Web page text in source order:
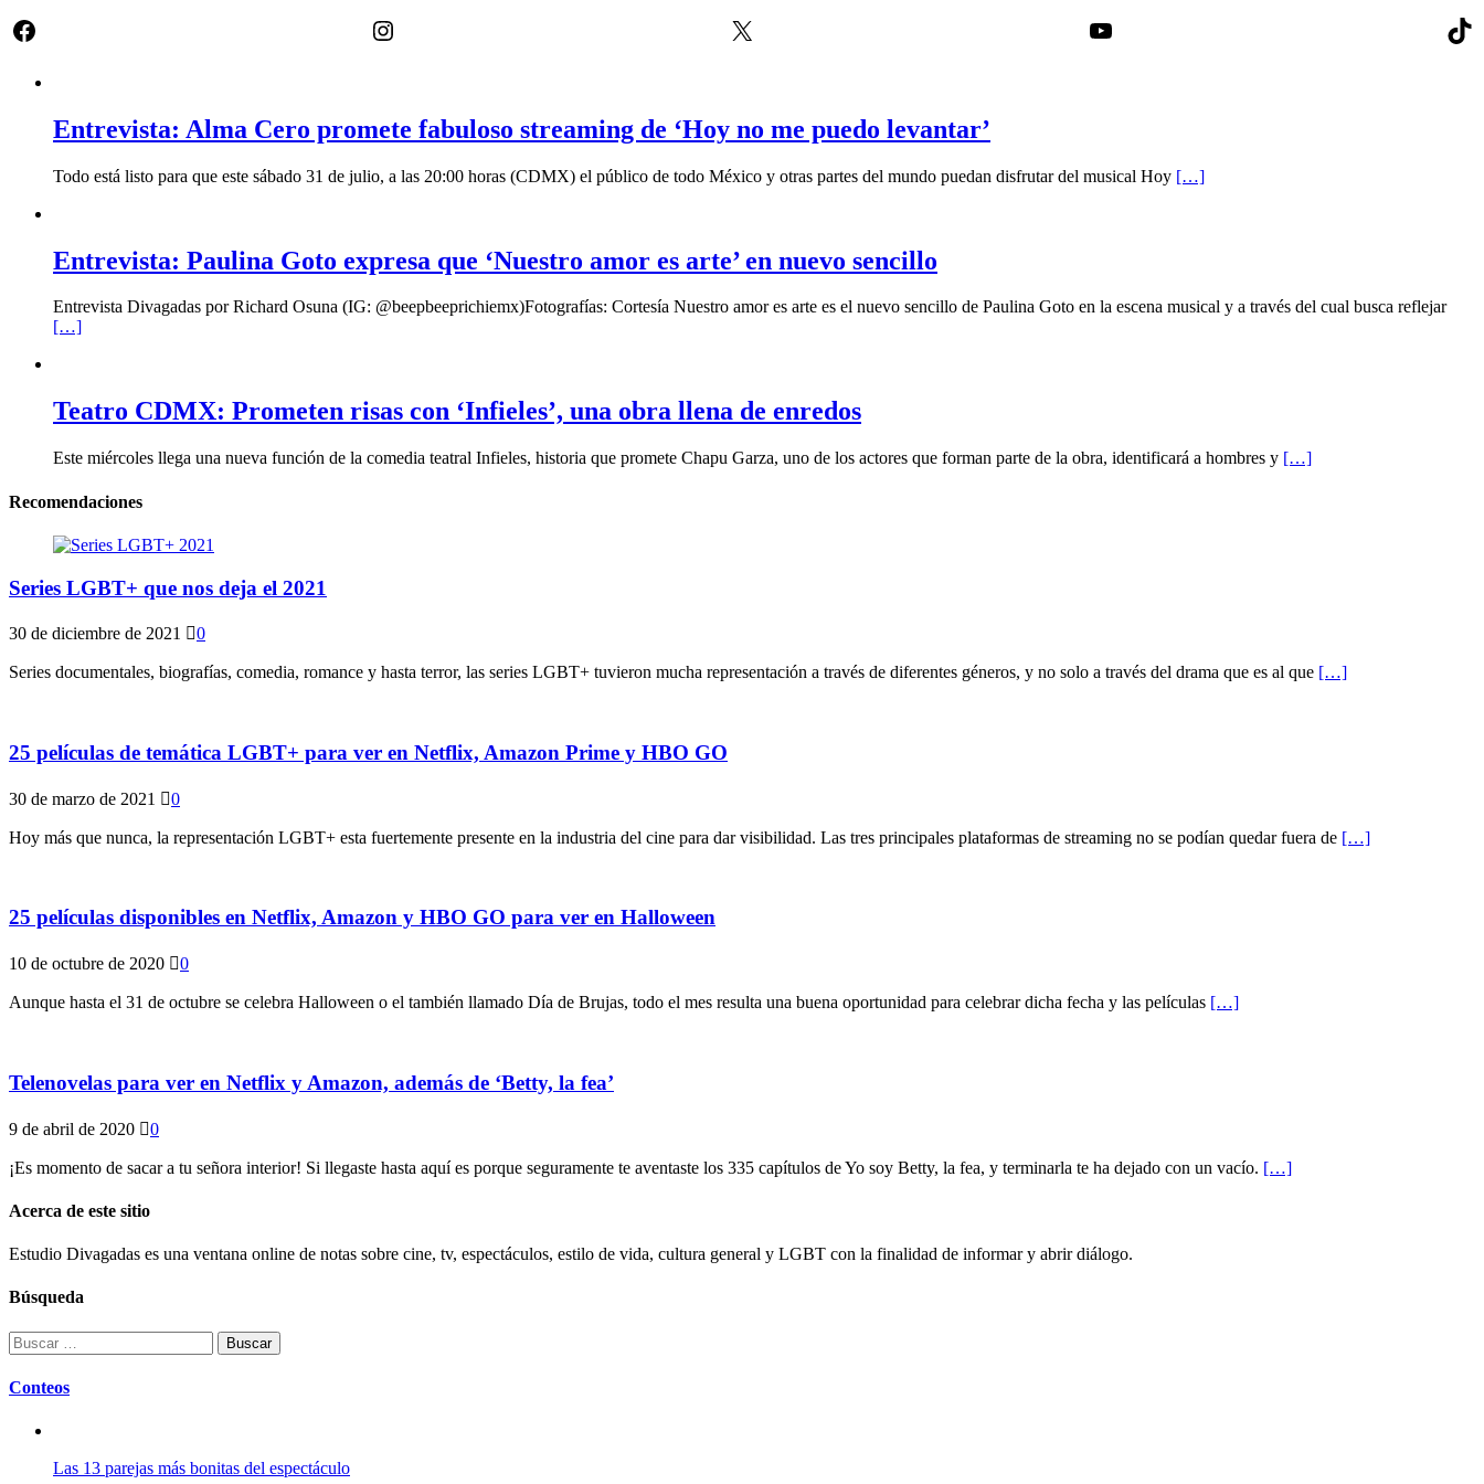
Facebook Instagram X YouTube
Entrevista: Alma Cero promete fabuloso streaming de ‘Hoy no me puedo levantar’
Todo está listo para que este sábado 31 de julio, a las 20:00 horas (CDMX) el público de todo México y otras partes del mundo puedan disfrutar del musical Hoy […]
Entrevista: Paulina Goto expresa que ‘Nuestro amor es arte’ en nuevo sencillo
Entrevista Divagadas por Richard Osuna (IG: @beepbeeprichiemx)Fotografías: Cortesía Nuestro amor es arte es el nuevo sencillo de Paulina Goto en la escena musical y a través del cual busca reflejar
[…]
Teatro CDMX: Prometen risas con ‘Infieles’, una obra llena de enredos
Este miércoles llega una nueva función de la comedia teatral Infieles, historia que promete Chapu Garza, uno de los actores que forman parte de la obra, identificará a hombres y […]
Recomendaciones
Series LGBT+ que nos deja el 2021
30 de diciembre de 2021 0
Series documentales, biografías, comedia, romance y hasta terror, las series LGBT+ tuvieron mucha representación a través de diferentes géneros, y no solo a través del drama que es al que […]
25 películas de temática LGBT+ para ver en Netflix, Amazon Prime y HBO GO
30 de marzo de 2021 0
Hoy más que nunca, la representación LGBT+ esta fuertemente presente en la industria del cine para dar visibilidad. Las tres principales plataformas de streaming no se podían quedar fuera de […]
25 películas disponibles en Netflix, Amazon y HBO GO para ver en Halloween
10 de octubre de 2020 0
Aunque hasta el 31 de octubre se celebra Halloween o el también llamado Día de Brujas, todo el mes resulta una buena oportunidad para celebrar dicha fecha y las películas […]
Telenovelas para ver en Netflix y Amazon, además de ‘Betty, la fea’
9 de abril de 2020 0
¡Es momento de sacar a tu señora interior! Si llegaste hasta aquí es porque seguramente te aventaste los 335 capítulos de Yo soy Betty, la fea, y terminarla te ha dejado con un vacío. […]
Acerca de este sitio
Estudio Divagadas es una ventana online de notas sobre cine, tv, espectáculos, estilo de vida, cultura general y LGBT con la finalidad de informar y abrir diálogo.
Búsqueda
Buscar:
Conteos
Las 13 parejas más bonitas del espectáculo